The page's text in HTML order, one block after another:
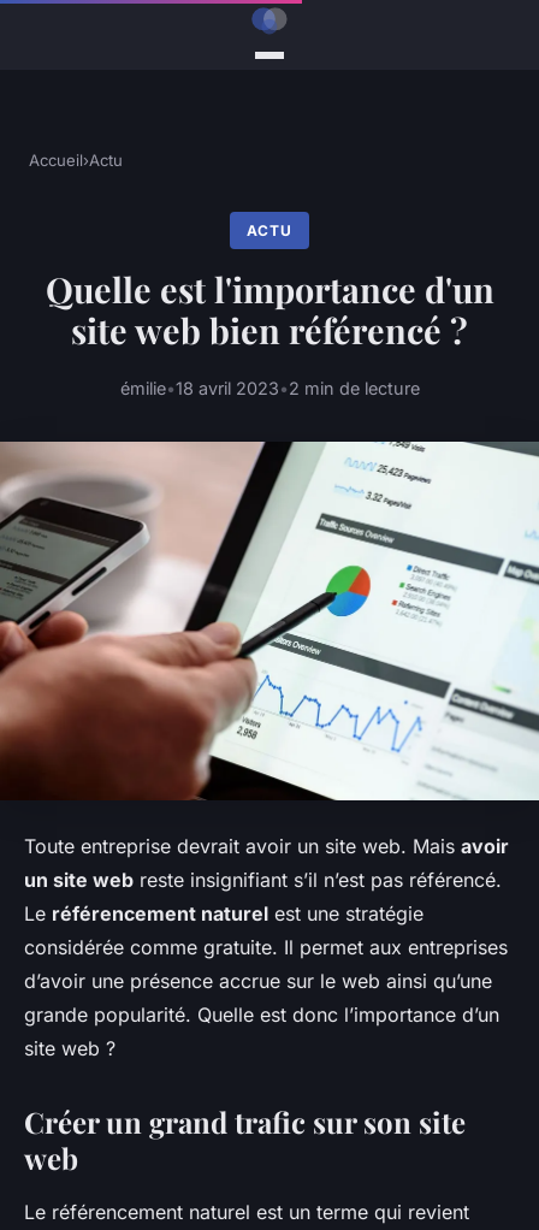
Accueil›Actu
ACTU
Quelle est l'importance d'un
site web bien référencé ?
émilie•18 avril 2023•2 min de lecture
Toute entreprise devrait avoir un site web. Mais avoir
un site web reste insignifiant s’il n’est pas référencé.
Le référencement naturel est une stratégie
considérée comme gratuite. Il permet aux entreprises
d’avoir une présence accrue sur le web ainsi qu’une
grande popularité. Quelle est donc l’importance d’un
site web ?
Créer un grand trafic sur son site
web
Le référencement naturel est un terme qui revient